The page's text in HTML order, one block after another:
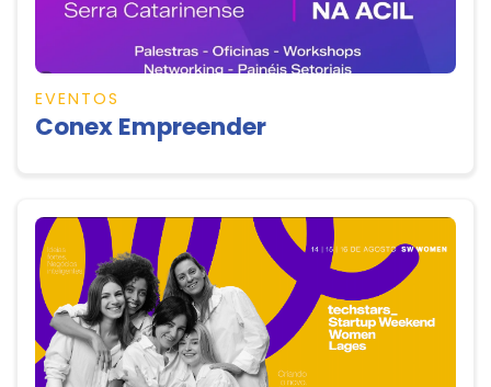
EVENTOS
Conex Empreender